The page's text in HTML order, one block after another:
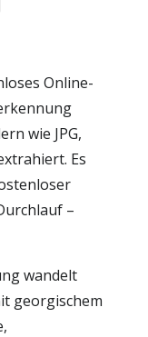
Online-
wie JPG,
Es
–
wandelt
georgischem